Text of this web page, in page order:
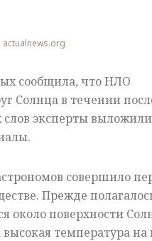
actualnews.org
сообщила, что НЛО
Солнца в течении
слов эксперты
совершило
Прежде
около поверхности
температура